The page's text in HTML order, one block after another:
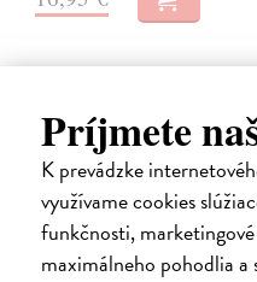
Príjmete
K prevádzke
využívame cookies
funkčnosti,
maximálneho pohodlia a